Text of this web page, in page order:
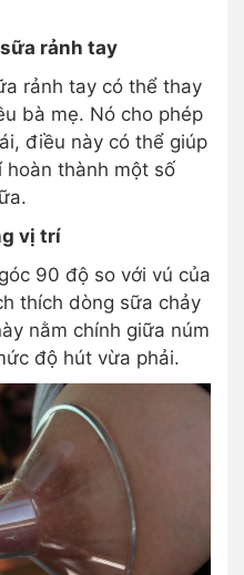
rảnh tay
rảnh tay có thể thay
bà mẹ. Nó cho phép
điều này có thể giúp
hoàn thành một số
vị trí
90 độ so với vú của
thích dòng sữa chảy
nằm chính giữa núm
độ hút vừa phải.